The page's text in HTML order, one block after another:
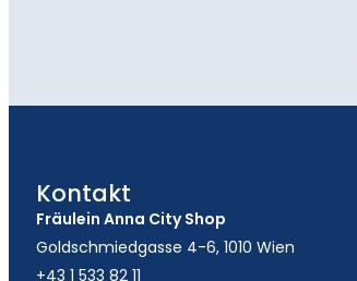
Kontakt
Fräulein Anna City Shop
Goldschmiedgasse 4-6, 1010 Wien
+43 1 533 82 11